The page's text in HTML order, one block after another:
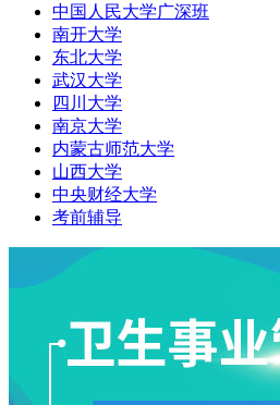
中国人民大学广深班
南开大学
东北大学
武汉大学
四川大学
南京大学
内蒙古师范大学
山西大学
中央财经大学
考前辅导